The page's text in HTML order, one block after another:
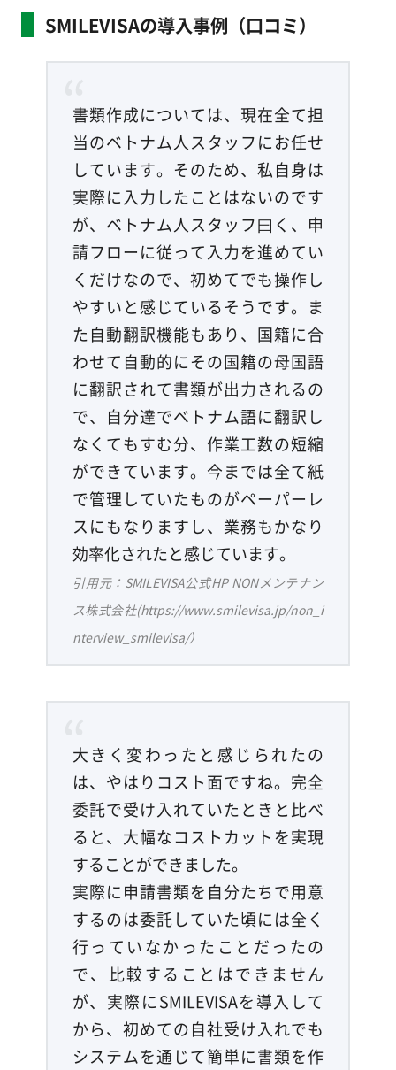
SMILEVISAの導入事例（口コミ）
書類作成については、現在全て担
当のベトナム人スタッフにお任せ
しています。そのため、私自身は
実際に入力したことはないのです
が、ベトナム人スタッフ曰く、申
請フローに従って入力を進めてい
くだけなので、初めてでも操作し
やすいと感じているそうです。ま
た自動翻訳機能もあり、国籍に合
わせて自動的にその国籍の母国語
に翻訳されて書類が出力されるの
で、自分達でベトナム語に翻訳し
なくてもすむ分、作業工数の短縮
ができています。今までは全て紙
で管理していたものがペーパーレ
スにもなりますし、業務もかなり
効率化されたと感じています。
引用元：SMILEVISA公式HP NONメンテナン
ス株式会社(https://www.smilevisa.jp/non_i
nterview_smilevisa/）
大きく変わったと感じられたの
は、やはりコスト面ですね。完全
委託で受け入れていたときと比べ
ると、大幅なコストカットを実現
することができました。
実際に申請書類を自分たちで用意
するのは委託していた頃には全く
行っていなかったことだったの
で、比較することはできません
が、実際にSMILEVISAを導入して
から、初めての自社受け入れでも
システムを通じて簡単に書類を作